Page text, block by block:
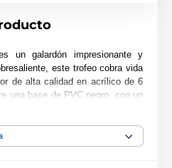
un galardón impresionante y
este trofeo cobra vida
de alta calidad en acrílico de 6
una base de PVC negro, con un
placa adhesiva de grabado
Tenga en cuenta que